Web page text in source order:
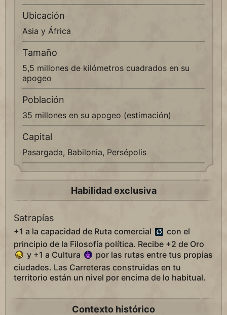
Ubicación
Asia y África
Tamaño
5,5 millones de kilómetros cuadrados en su
apogeo
Población
35 millones en su apogeo (estimación)
Capital
Pasargada, Babilonia, Persépolis
Habilidad exclusiva
Satrapías
+1 a la capacidad de Ruta comercial
con el
principio de la Filosofía política. Recibe +2 de Oro
y +1 a Cultura
por las rutas entre tus propias
ciudades. Las Carreteras construidas en tu
territorio están un nivel por encima de lo habitual.
Contexto histórico